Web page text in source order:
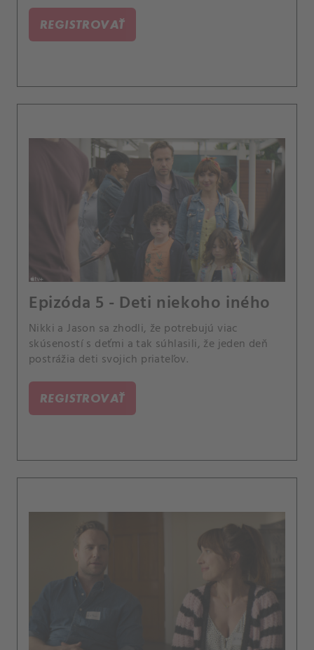
REGISTROVAŤ
Epizóda 5 - Deti niekoho iného
Nikki a Jason sa zhodli, že potrebujú viac
skúseností s deťmi a tak súhlasili, že jeden deň
postrážia deti svojich priateľov.
REGISTROVAŤ